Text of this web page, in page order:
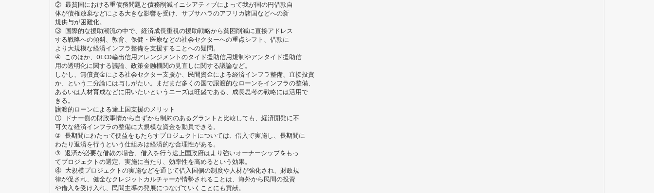
② 最貧国における重債務問題と債務削減イニシアティブによって我が国の円借款自
体が債権放棄などによる大きな影響を受け、サブサハラのアフリカ諸国などへの新
規供与が困難化。
③ 国際的な援助潮流の中で、経済成長重視の援助戦略から貧困削減に直接アドレス
する戦略への傾斜、教育、保健・医療などの社会セクターへの重点シフト、借款に
より大規模な経済インフラ整備を支援することへの疑問。
④ このほか、OECD輸出信用アレンジメントのタイド援助信用規制やアンタイド援助信
用の透明化に関する議論、政策金融機関の見直しに関する議論など。
しかし、無償資金による社会セクター支援か、民間資金による経済インフラ整備、直接投資
か、という二分論には与しがたい。まだまだ多くの国で譲渡的なローンをインフラの整備、
あるいは人材育成などに用いたいというニーズは旺盛である、成長思考の戦略には活用で
きる。
譲渡的ローンによる途上国支援のメリット
① ドナー側の財政事情から自ずから制約のあるグラントと比較しても、経済開発に不
可欠な経済インフラの整備に大規模な資金を動員できる。
② 長期間にわたって便益をもたらすプロジェクトについては、借入で実施し、長期間に
わたり返済を行うという仕組みは経済的な合理性がある。
③ 返済が必要な借款の場合、借入を行う途上国政府はより強いオーナーシップをもっ
てプロジェクトの選定、実施に当たり、効率性を高めるという効果。
④ 大規模プロジェクトの実施などを通じて借入国側の制度や人材が強化され、財政規
律が促され、健全なクレジットカルチャーが情勢されることは、海外から民間の投資
や借入を受け入れ、民間主導の発展につなげていくことにも貢献。